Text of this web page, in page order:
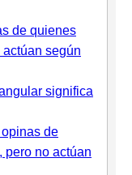
de quienes
según
significa
de
pero no actúan